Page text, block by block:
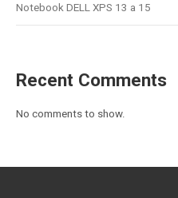
Notebook DELL XPS 13 a 15
Recent Comments
No comments to show.